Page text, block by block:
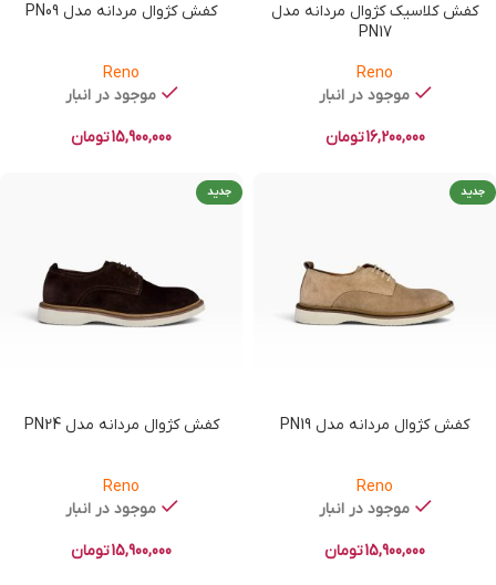
کفش کلاسیک کژوال مردانه مدل
PN17
Reno
موجود در انبار
16,200,000تومان
کفش کژوال مردانه مدل PN09
Reno
موجود در انبار
15,900,000تومان
جدید
کفش کژوال مردانه مدل PN19
Reno
موجود در انبار
15,900,000تومان
جدید
کفش کژوال مردانه مدل PN24
Reno
موجود در انبار
15,900,000تومان